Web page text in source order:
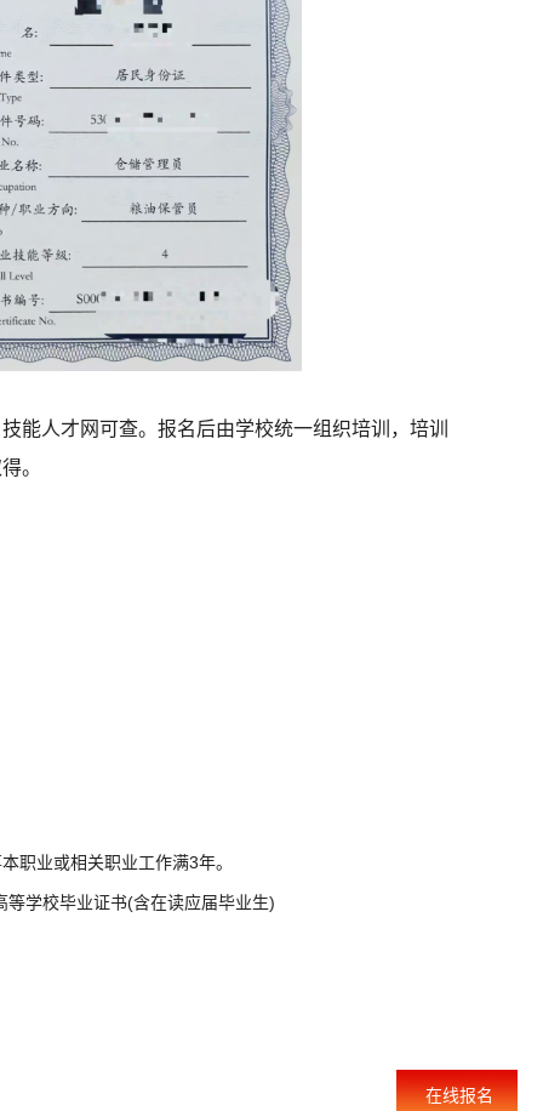
在线报名
能人才网可查。报名后由学校统一组织培训，培训
。
职业或相关职业工作满3年。
学校毕业证书(含在读应届毕业生)